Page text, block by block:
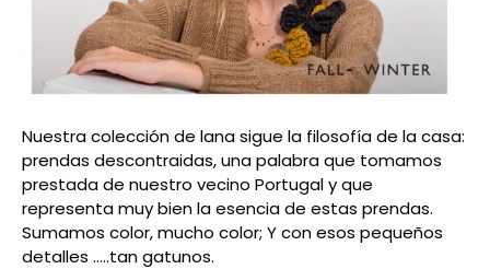
Nuestra colección de lana sigue la filosofía de la casa:
prendas descontraidas, una palabra que tomamos
prestada de nuestro vecino Portugal y que
representa muy bien la esencia de estas prendas.
Sumamos color, mucho color; Y con esos pequeños
detalles …..tan gatunos.